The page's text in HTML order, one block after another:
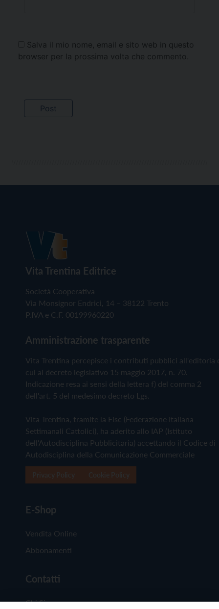
Salva il mio nome, email e sito web in questo
browser per la prossima volta che commento.
Vita Trentina Editrice
Società Cooperativa
Via Monsignor Endrici, 14 – 38122 Trento
P.IVA e C.F. 00199960220
Amministrazione trasparente
Vita Trentina percepisce i contributi pubblici all'editoria
cui al decreto legislativo 15 maggio 2017, n. 70.
Indicazione resa ai sensi della lettera f) del comma 2
dell'art. 5 del medesimo decreto Lgs.
Vita Trentina, tramite la Fisc (Federazione Italiana
Settimanali Cattolici), ha aderito allo IAP (Istituto
dell'Autodisciplina Pubblicitaria) accettando il Codice di
Autodisciplina della Comunicazione Commerciale
E-Shop
Vendita Online
Abbonamenti
Contatti
Chi Siamo